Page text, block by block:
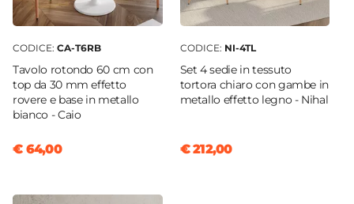
CODICE: CA-T6RB
Tavolo rotondo 60 cm con
top da 30 mm effetto
rovere e base in metallo
bianco - Caio
€ 64,00
CODICE: NI-4TL
Set 4 sedie in tessuto
tortora chiaro con gambe in
metallo effetto legno - Nihal
€ 212,00